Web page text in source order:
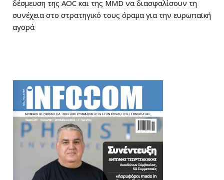
δέσμευση της AOC και της MMD να διασφαλίσουν τη
συνέχεια στο στρατηγικό τους όραμα για την ευρωπαϊκή
αγορά